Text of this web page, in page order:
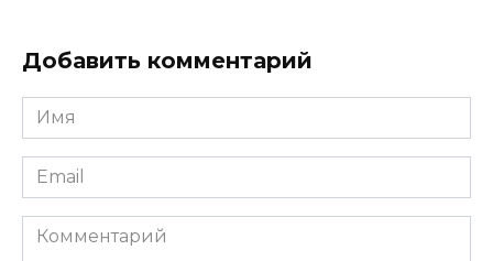
Добавить комментарий
Имя
*
Email
*
Комментарий